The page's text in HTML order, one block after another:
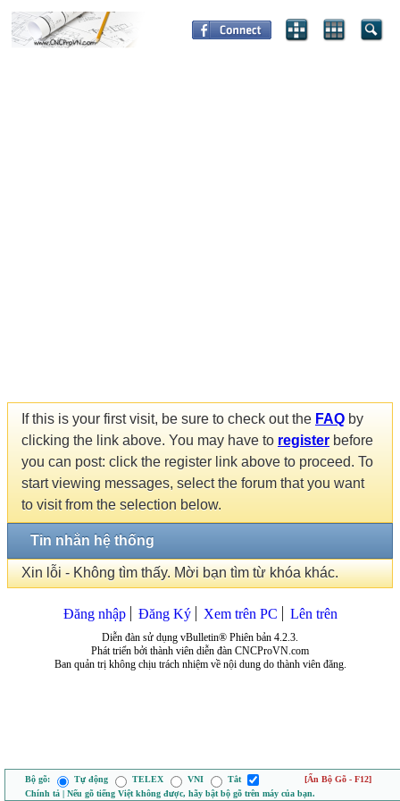
If this is your first visit, be sure to check out the FAQ by
clicking the link above. You may have to register before
you can post: click the register link above to proceed. To
start viewing messages, select the forum that you want
to visit from the selection below.
Tin nhắn hệ thống
Xin lỗi - Không tìm thấy. Mời bạn tìm từ khóa khác.
Đăng nhập Đăng Ký Xem trên PC Lên trên
Diễn đàn sử dụng vBulletin® Phiên bản 4.2.3.
Phát triển bởi thành viên diễn đàn CNCProVN.com
Ban quản trị không chịu trách nhiệm về nội dung do thành viên đăng.
Bộ gõ: Tự động TELEX VNI Tắt
[Ẩn Bộ Gõ - F12]
Chính tả | Nếu gõ tiếng Việt không được, hãy bật bộ gõ trên máy của bạn.